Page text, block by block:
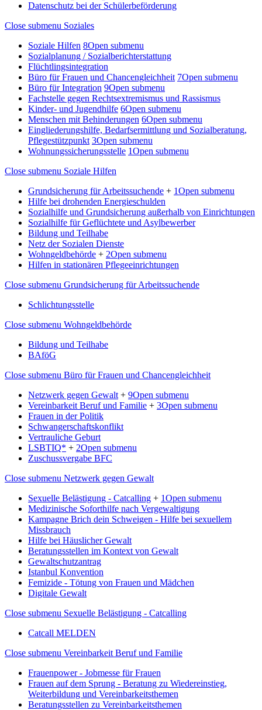
Datenschutz bei der Schülerbeförderung
Close submenu Soziales
Soziale Hilfen 8Open submenu
Sozialplanung / Sozialberichterstattung
Flüchtlingsintegration
Büro für Frauen und Chancengleichheit 7Open submenu
Büro für Integration 9Open submenu
Fachstelle gegen Rechtsextremismus und Rassismus
Kinder- und Jugendhilfe 6Open submenu
Menschen mit Behinderungen 6Open submenu
Eingliederungshilfe, Bedarfsermittlung und Sozialberatung,
Pflegestützpunkt 3Open submenu
Wohnungssicherungsstelle 1Open submenu
Close submenu Soziale Hilfen
Grundsicherung für Arbeitssuchende + 1Open submenu
Hilfe bei drohenden Energieschulden
Sozialhilfe und Grundsicherung außerhalb von Einrichtungen
Sozialhilfe für Geflüchtete und Asylbewerber
Bildung und Teilhabe
Netz der Sozialen Dienste
Wohngeldbehörde + 2Open submenu
Hilfen in stationären Pflegeeinrichtungen
Close submenu Grundsicherung für Arbeitssuchende
Schlichtungsstelle
Close submenu Wohngeldbehörde
Bildung und Teilhabe
BAföG
Close submenu Büro für Frauen und Chancengleichheit
Netzwerk gegen Gewalt + 9Open submenu
Vereinbarkeit Beruf und Familie + 3Open submenu
Frauen in der Politik
Schwangerschaftskonflikt
Vertrauliche Geburt
LSBTIQ* + 2Open submenu
Zuschussvergabe BFC
Close submenu Netzwerk gegen Gewalt
Sexuelle Belästigung - Catcalling + 1Open submenu
Medizinische Soforthilfe nach Vergewaltigung
Kampagne Brich dein Schweigen - Hilfe bei sexuellem
Missbrauch
Hilfe bei Häuslicher Gewalt
Beratungsstellen im Kontext von Gewalt
Gewaltschutzantrag
Istanbul Konvention
Femizide - Tötung von Frauen und Mädchen
Digitale Gewalt
Close submenu Sexuelle Belästigung - Catcalling
Catcall MELDEN
Close submenu Vereinbarkeit Beruf und Familie
Frauenpower - Jobmesse für Frauen
Frauen auf dem Sprung - Beratung zu Wiedereinstieg,
Weiterbildung und Vereinbarkeitsthemen
Beratungsstellen zu Vereinbarkeitsthemen